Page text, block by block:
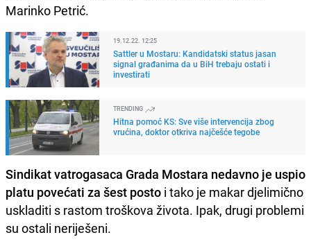
Marinko Petrić.
19.12.22. 12:25
Sattler u Mostaru: Kandidatski status jasan
signal građanima da u BiH trebaju ostati i
investirati
TRENDING
Hitna pomoć KS: Sve više intervencija zbog
vrućina, doktor otkriva najčešće tegobe
Sindikat vatrogasaca Grada Mostara nedavno je uspio
platu povećati za šest posto i tako je makar djelimično
uskladiti s rastom troškova života. Ipak, drugi problemi
su ostali neriješeni.